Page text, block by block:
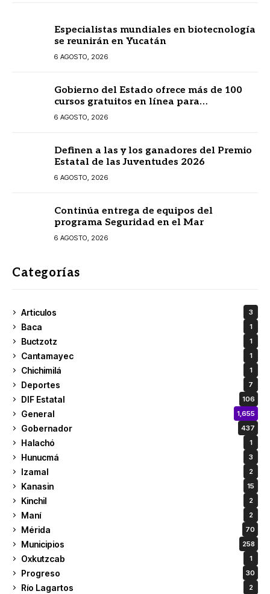
Especialistas mundiales en biotecnología
se reunirán en Yucatán
6 AGOSTO, 2026
Gobierno del Estado ofrece más de 100
cursos gratuitos en línea para
prestadores turísticos
6 AGOSTO, 2026
Definen a las y los ganadores del Premio
Estatal de las Juventudes 2026
6 AGOSTO, 2026
Continúa entrega de equipos del
programa Seguridad en el Mar
6 AGOSTO, 2026
Categorías
Articulos 3
Baca 1
Buctzotz 1
Cantamayec 1
Chichimilá 1
Deportes 7
DIF Estatal 106
General 1,655
Gobernador 437
Halachó 1
Hunucmá 3
Izamal 2
Kanasin 15
Kinchil 2
Maní 2
Mérida 70
Municipios 258
Oxkutzcab 1
Progreso 30
Río Lagartos 2